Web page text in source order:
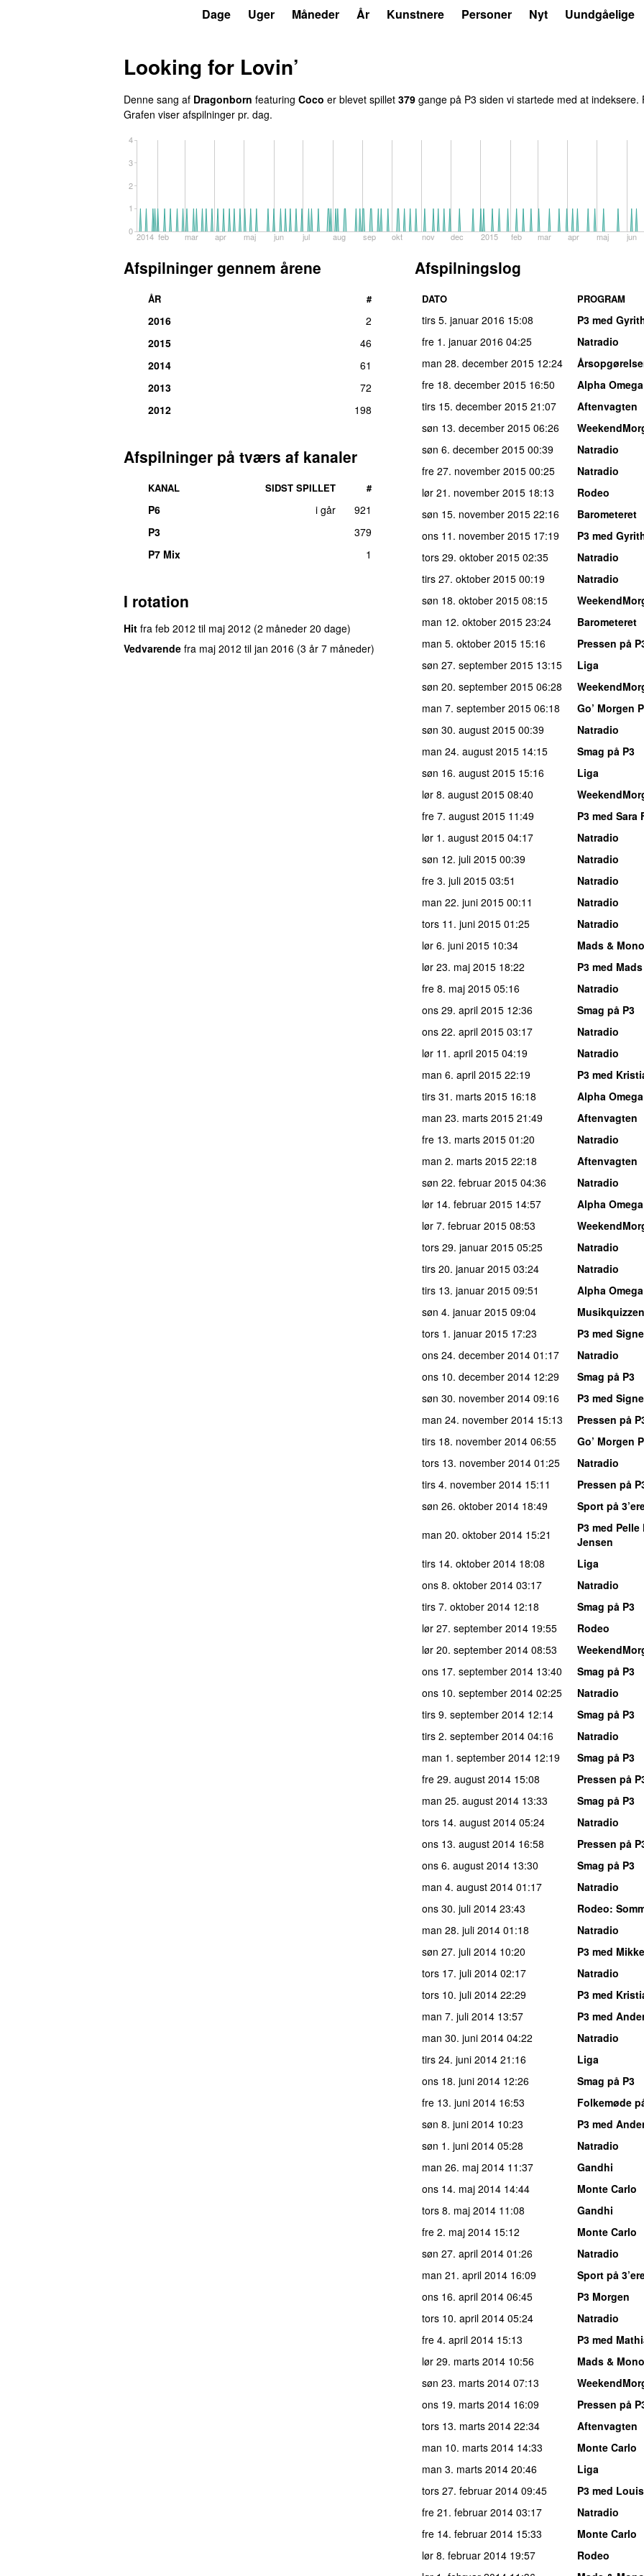
Dage Uger Måneder År Kunstnere Personer Nyt Uundgåelige
Looking for Lovin’
Denne sang af Dragonborn featuring Coco er blevet spillet 379 gange på P3 siden vi startede med at indeksere.
Grafen viser afspilninger pr. dag.
2014 feb mar apr maj jun jul aug sep okt nov dec 2015 feb mar apr maj jun
0
1
2
3
4
Afspilninger gennem årene
ÅR #
2016
2
2015
46
2014
61
2013
72
2012
198
Afspilninger på tværs af kanaler
KANAL SIDST SPILLET #
P6 i går
921
P3
379
P7 Mix
1
I rotation
Hit fra feb 2012 til maj 2012 (2 måneder 20 dage)
Vedvarende fra maj 2012 til jan 2016 (3 år 7 måneder)
Afspilningslog
DATO PROGRAM
tirs 5. januar 2016 15:08
P3 med
fre 1. januar 2016 04:25
Natradio
man 28. december 2015 12:24
fre 18. december 2015 16:50
Alpha Omega
tirs 15. december 2015 21:07
Aftenvagten
søn 13. december 2015 06:26
søn 6. december 2015 00:39
Natradio
fre 27. november 2015 00:25
Natradio
lør 21. november 2015 18:13
Rodeo
søn 15. november 2015 22:16
Barometeret
ons 11. november 2015 17:19
P3 med
tors 29. oktober 2015 02:35
Natradio
tirs 27. oktober 2015 00:19
Natradio
søn 18. oktober 2015 08:15
man 12. oktober 2015 23:24
Barometeret
man 5. oktober 2015 15:16
Pressen på
søn 27. september 2015 13:15
Liga
søn 20. september 2015 06:28
man 7. september 2015 06:18
Go’ Morgen
søn 30. august 2015 00:39
Natradio
man 24. august 2015 14:15
Smag på P3
søn 16. august 2015 15:16
Liga
lør 8. august 2015 08:40
fre 7. august 2015 11:49
P3 med Sara
lør 1. august 2015 04:17
Natradio
søn 12. juli 2015 00:39
Natradio
fre 3. juli 2015 03:51
Natradio
man 22. juni 2015 00:11
Natradio
tors 11. juni 2015 01:25
Natradio
lør 6. juni 2015 10:34
Mads &
lør 23. maj 2015 18:22
P3 med
fre 8. maj 2015 05:16
Natradio
ons 29. april 2015 12:36
Smag på P3
ons 22. april 2015 03:17
Natradio
lør 11. april 2015 04:19
Natradio
man 6. april 2015 22:19
P3 med
tirs 31. marts 2015 16:18
Alpha Omega
man 23. marts 2015 21:49
Aftenvagten
fre 13. marts 2015 01:20
Natradio
man 2. marts 2015 22:18
Aftenvagten
søn 22. februar 2015 04:36
Natradio
lør 14. februar 2015 14:57
Alpha Omega
lør 7. februar 2015 08:53
tors 29. januar 2015 05:25
Natradio
tirs 20. januar 2015 03:24
Natradio
tirs 13. januar 2015 09:51
Alpha Omega
søn 4. januar 2015 09:04
Musikquizzen
tors 1. januar 2015 17:23
P3 med
ons 24. december 2014 01:17
Natradio
ons 10. december 2014 12:29
Smag på P3
søn 30. november 2014 09:16
P3 med
man 24. november 2014 15:13
Pressen på
tirs 18. november 2014 06:55
Go’ Morgen
tors 13. november 2014 01:25
Natradio
tirs 4. november 2014 15:11
Pressen på
søn 26. oktober 2014 18:49
Sport på
man 20. oktober 2014 15:21 P3 med
Jensen
tirs 14. oktober 2014 18:08
Liga
ons 8. oktober 2014 03:17
Natradio
tirs 7. oktober 2014 12:18
Smag på P3
lør 27. september 2014 19:55
Rodeo
lør 20. september 2014 08:53
ons 17. september 2014 13:40
Smag på P3
ons 10. september 2014 02:25
Natradio
tirs 9. september 2014 12:14
Smag på P3
tirs 2. september 2014 04:16
Natradio
man 1. september 2014 12:19
Smag på P3
fre 29. august 2014 15:08
Pressen på
man 25. august 2014 13:33
Smag på P3
tors 14. august 2014 05:24
Natradio
ons 13. august 2014 16:58
Pressen på
ons 6. august 2014 13:30
Smag på P3
man 4. august 2014 01:17
Natradio
ons 30. juli 2014 23:43 Rodeo:
man 28. juli 2014 01:18
Natradio
søn 27. juli 2014 10:20
P3 med
tors 17. juli 2014 02:17
Natradio
tors 10. juli 2014 22:29
P3 med
man 7. juli 2014 13:57
P3 med
man 30. juni 2014 04:22
Natradio
tirs 24. juni 2014 21:16
Liga
ons 18. juni 2014 12:26
Smag på P3
fre 13. juni 2014 16:53
Folkemøde
søn 8. juni 2014 10:23
P3 med
søn 1. juni 2014 05:28
Natradio
man 26. maj 2014 11:37
Gandhi
ons 14. maj 2014 14:44
Monte Carlo
tors 8. maj 2014 11:08
Gandhi
fre 2. maj 2014 15:12
Monte Carlo
søn 27. april 2014 01:26
Natradio
man 21. april 2014 16:09
Sport på
ons 16. april 2014 06:45
P3 Morgen
tors 10. april 2014 05:24
Natradio
fre 4. april 2014 15:13
P3 med
lør 29. marts 2014 10:56
Mads &
søn 23. marts 2014 07:13
ons 19. marts 2014 16:09
Pressen på
tors 13. marts 2014 22:34
Aftenvagten
man 10. marts 2014 14:33
Monte Carlo
man 3. marts 2014 20:46
Liga
tors 27. februar 2014 09:45
P3 med
fre 21. februar 2014 03:17
Natradio
fre 14. februar 2014 15:33
Monte Carlo
lør 8. februar 2014 19:57
Rodeo